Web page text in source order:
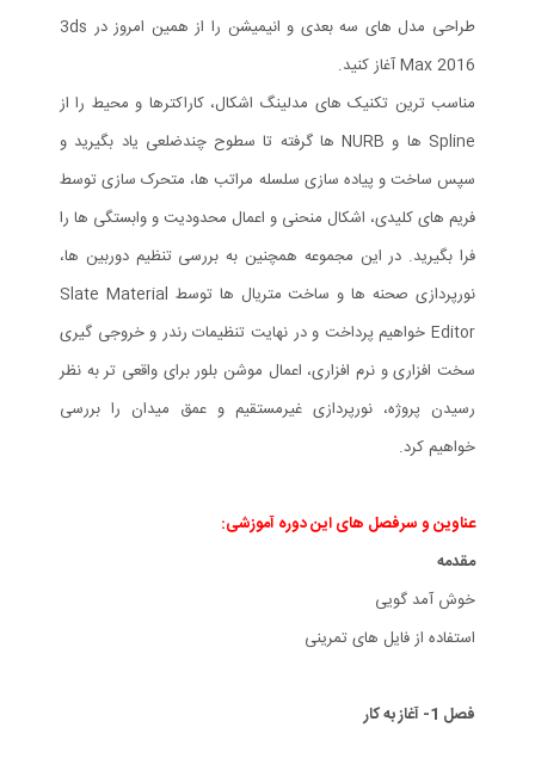
طراحی مدل های سه بعدی و انیمیشن را از همین امروز در 3ds
Max 2016 آغاز کنید.
مناسب ترین تکنیک های مدلینگ اشکال، کاراکترها و محیط را از
Spline ها و NURB ها گرفته تا سطوح چندضلعی یاد بگیرید و
سپس ساخت و پیاده سازی سلسله مراتب ها، متحرک سازی توسط
فریم های کلیدی، اشکال منحنی و اعمال محدودیت و وابستگی ها را
فرا بگیرید. در این مجموعه همچنین به بررسی تنظیم دوربین ها،
نورپردازی صحنه ها و ساخت متریال ها توسط Slate Material
Editor خواهیم پرداخت و در نهایت تنظیمات رندر و خروجی گیری
سخت افزاری و نرم افزاری، اعمال موشن بلور برای واقعی تر به نظر
رسیدن پروژه، نورپردازی غیرمستقیم و عمق میدان را بررسی
خواهیم کرد.
عناوین و سرفصل های این دوره آموزشی:
مقدمه
خوش آمد گویی
استفاده از فایل های تمرینی
فصل 1- آغاز به کار